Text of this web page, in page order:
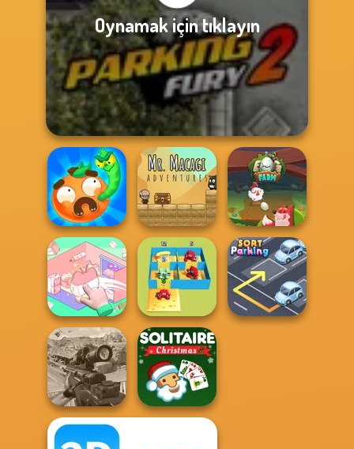
Oynamak için tıklayın
Worm Out: Brain
Teaser Games
Mr. Macagi
Adventures
Egg Farm
Organization
Princess
Alphabet Lore
Maze